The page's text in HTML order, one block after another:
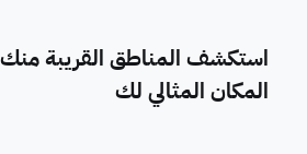
استكشف المناطق القريبة
المكان المثالي لك